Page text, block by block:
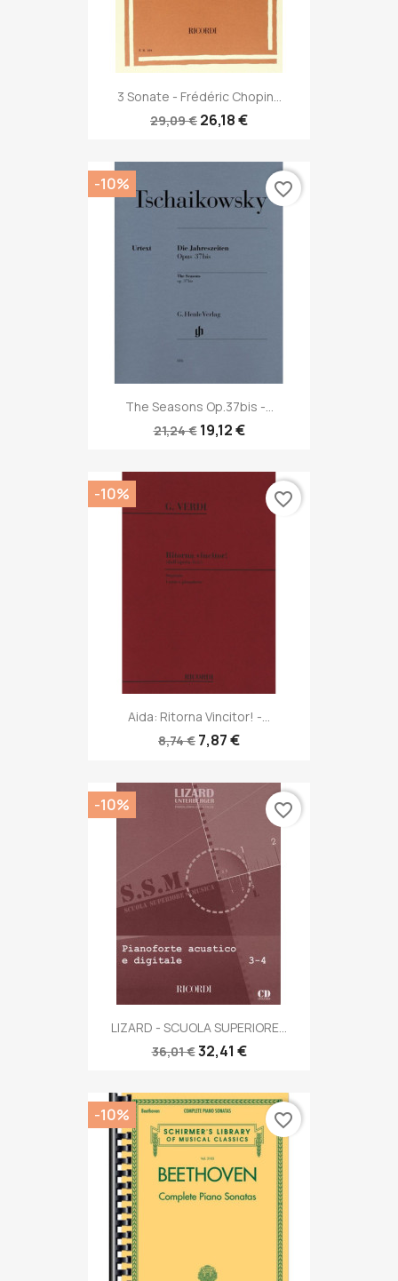
3 Sonate - Frédéric Chopin...
29,09 € 26,18 €
The Seasons Op.37bis -...
21,24 € 19,12 €
-10% favorite_border
Aida: Ritorna Vincitor! -...
8,74 € 7,87 €
-10% favorite_border
LIZARD - SCUOLA SUPERIORE...
36,01 €32,41 €
-10% favorite_border
-10% favorite_border